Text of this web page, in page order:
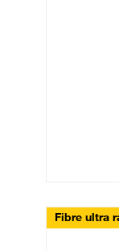
Fibre ultra